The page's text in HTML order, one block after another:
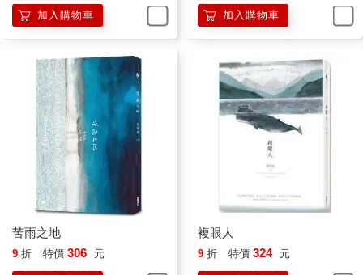
一個人類心靈的細微運作。 （本文原載於東華大學《人社東
華》第六期「二次世界大戰終戰70年紀念專刊」） ＊文中吳
加入購物車 加入購物車
苦雨之地
9 折 特價 306 元
複眼人
9 折 特價 324 元